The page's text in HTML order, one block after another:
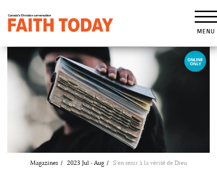
MENU
Magazines 2023 Jul - Aug S'en tenir à la vérité de Dieu